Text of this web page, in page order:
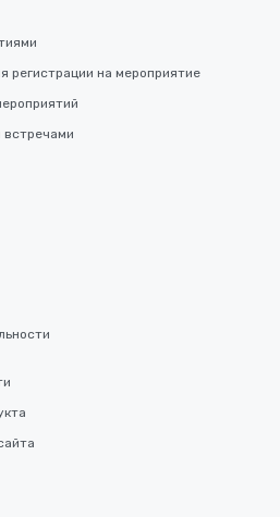
регистрации на мероприятие
встречами